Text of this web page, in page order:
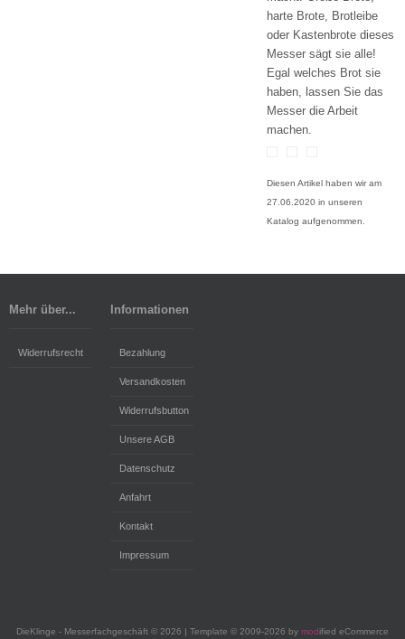
harte Brote, Brotleibe
oder Kastenbrote dieses
Messer sägt sie alle!
Egal welches Brot sie
haben, lassen Sie das
Messer die Arbeit
machen.
Diesen Artikel haben wir am
27.06.2020 in unseren
Katalog aufgenommen.
Mehr über...
Widerrufsrecht
Informationen
Bezahlung
Versandkosten
Widerrufsbutton
Unsere AGB
Datenschutz
Anfahrt
Kontakt
Impressum
DieKlinge - Messerfachgeschäft © 2026 | Template © 2009-2026 by modified eCommerce